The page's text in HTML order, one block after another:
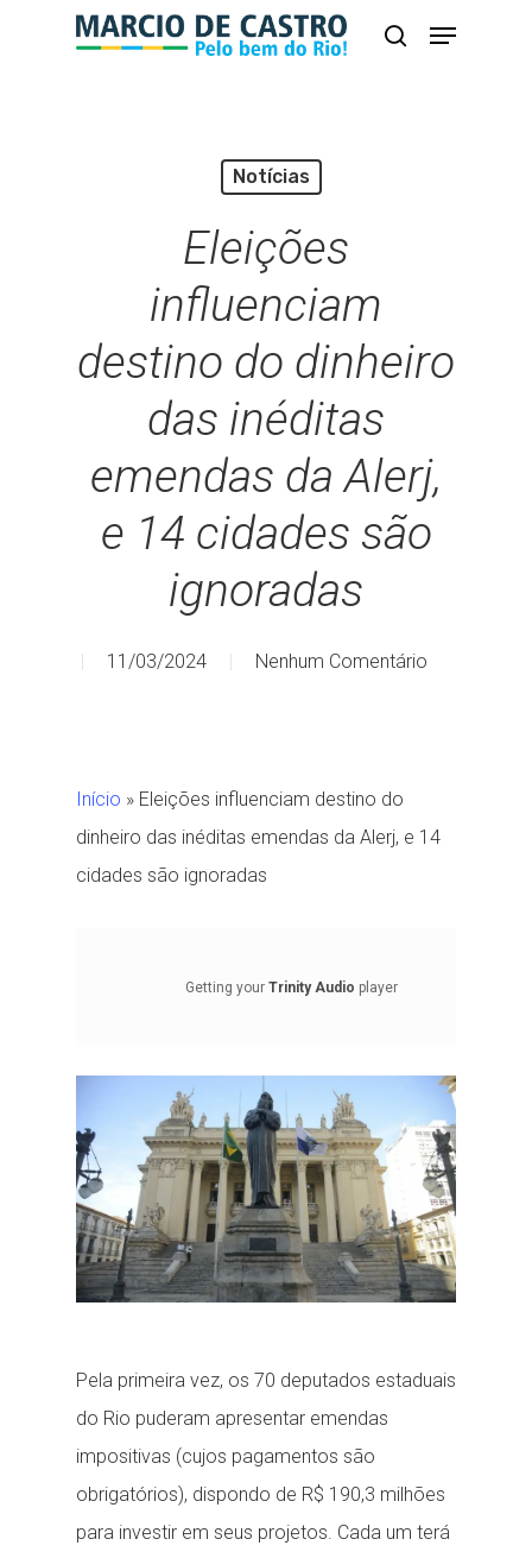
busca
Menu
Notícias
Eleições
influenciam
destino do dinheiro
das inéditas
emendas da Alerj,
e 14 cidades são
ignoradas
11/03/2024 Nenhum Comentário
Início » Eleições influenciam destino do
dinheiro das inéditas emendas da Alerj, e 14
cidades são ignoradas
Getting your Trinity Audio player
Pela primeira vez, os 70 deputados estaduais
do Rio puderam apresentar emendas
impositivas (cujos pagamentos são
obrigatórios), dispondo de R$ 190,3 milhões
para investir em seus projetos. Cada um terá